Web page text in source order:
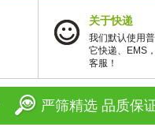
关于快递
我们默认使用
它快递、EMS
客服！
严筛精选 品质保